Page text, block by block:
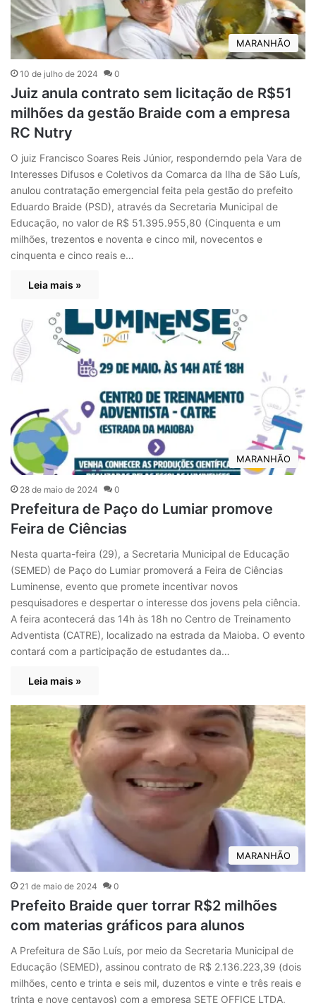
MARANHÃO
10 de julho de 2024 0
Juiz anula contrato sem licitação de R$51
milhões da gestão Braide com a empresa
RC Nutry
O juiz Francisco Soares Reis Júnior, responderndo pela Vara de
Interesses Difusos e Coletivos da Comarca da Ilha de São Luís,
anulou contratação emergencial feita pela gestão do prefeito
Eduardo Braide (PSD), através da Secretaria Municipal de
Educação, no valor de R$ 51.395.955,80 (Cinquenta e um
milhões, trezentos e noventa e cinco mil, novecentos e
cinquenta e cinco reais e…
Leia mais »
MARANHÃO
28 de maio de 2024 0
Prefeitura de Paço do Lumiar promove
Feira de Ciências
Nesta quarta-feira (29), a Secretaria Municipal de Educação
(SEMED) de Paço do Lumiar promoverá a Feira de Ciências
Luminense, evento que promete incentivar novos
pesquisadores e despertar o interesse dos jovens pela ciência.
A feira acontecerá das 14h às 18h no Centro de Treinamento
Adventista (CATRE), localizado na estrada da Maioba. O evento
contará com a participação de estudantes da…
Leia mais »
MARANHÃO
21 de maio de 2024 0
Prefeito Braide quer torrar R$2 milhões
com materias gráficos para alunos
A Prefeitura de São Luís, por meio da Secretaria Municipal de
Educação (SEMED), assinou contrato de R$ 2.136.223,39 (dois
milhões, cento e trinta e seis mil, duzentos e vinte e três reais e
trinta e nove centavos) com a empresa SETE OFFICE LTDA,